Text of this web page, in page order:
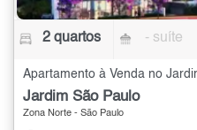
2 quartos - suíte
Jardim São Paulo
Zona Norte - São Paulo